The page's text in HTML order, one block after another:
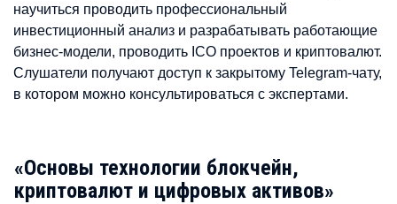
научиться проводить профессиональный
инвестиционный анализ и разрабатывать работающие
бизнес-модели, проводить ICO проектов и криптовалют.
Слушатели получают доступ к закрытому Telegram-чату,
в котором можно консультироваться с экспертами.
«Основы технологии блокчейн,
криптовалют и цифровых активов»